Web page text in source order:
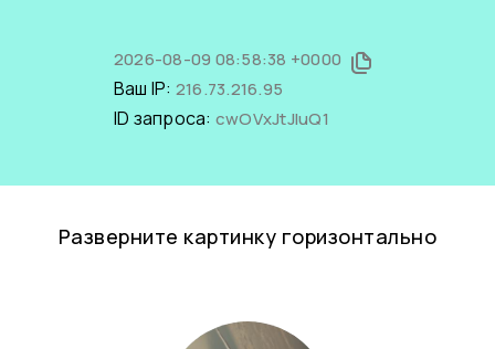
2026-08-09 08:58:38 +0000
Ваш IP: 216.73.216.95
ID запроса: cwOVxJtJluQ1
Разверните картинку горизонтально